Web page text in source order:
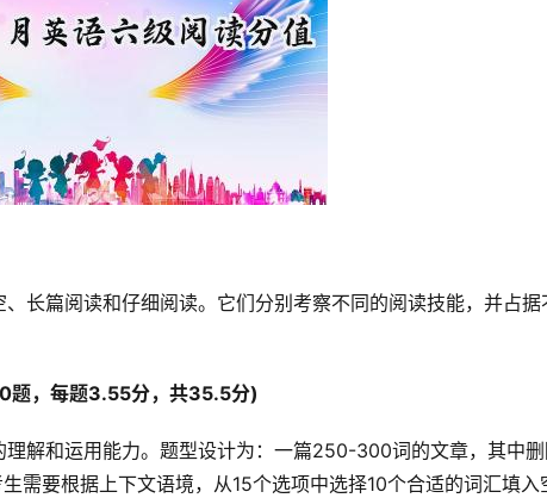
题，每题3.55分，共35.5分)
需要根据上下文语境，从15个选项中选择10个合适的词汇填入